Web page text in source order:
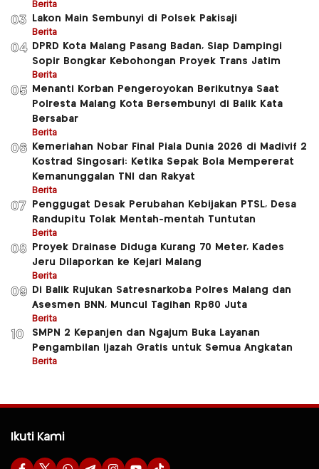
Berita
03 Lakon Main Sembunyi di Polsek Pakisaji
Berita
04
DPRD Kota Malang Pasang Badan, Siap Dampingi
Sopir Bongkar Kebohongan Proyek Trans Jatim
Berita
05
Menanti Korban Pengeroyokan Berikutnya Saat
Polresta Malang Kota Bersembunyi di Balik Kata
Bersabar
Berita
06
Kemeriahan Nobar Final Piala Dunia 2026 di Madivif 2
Kostrad Singosari: Ketika Sepak Bola Mempererat
Kemanunggalan TNI dan Rakyat
Berita
07
Penggugat Desak Perubahan Kebijakan PTSL, Desa
Randupitu Tolak Mentah-mentah Tuntutan
Berita
08
Proyek Drainase Diduga Kurang 70 Meter, Kades
Jeru Dilaporkan ke Kejari Malang
Berita
09
Di Balik Rujukan Satresnarkoba Polres Malang dan
Asesmen BNN, Muncul Tagihan Rp80 Juta
Berita
10
SMPN 2 Kepanjen dan Ngajum Buka Layanan
Pengambilan Ijazah Gratis untuk Semua Angkatan
Berita
Ikuti Kami